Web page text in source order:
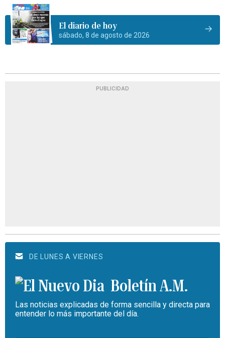
El diario de hoy
sábado, 8 de agosto de 2026
PUBLICIDAD
DE LUNES A VIERNES
Boletín A.M.
Las noticias explicadas de forma sencilla y directa para
entender lo más importante del día.